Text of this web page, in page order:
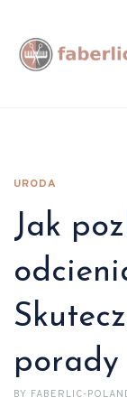
URODA
Jak
porady
BY FABERLIC-